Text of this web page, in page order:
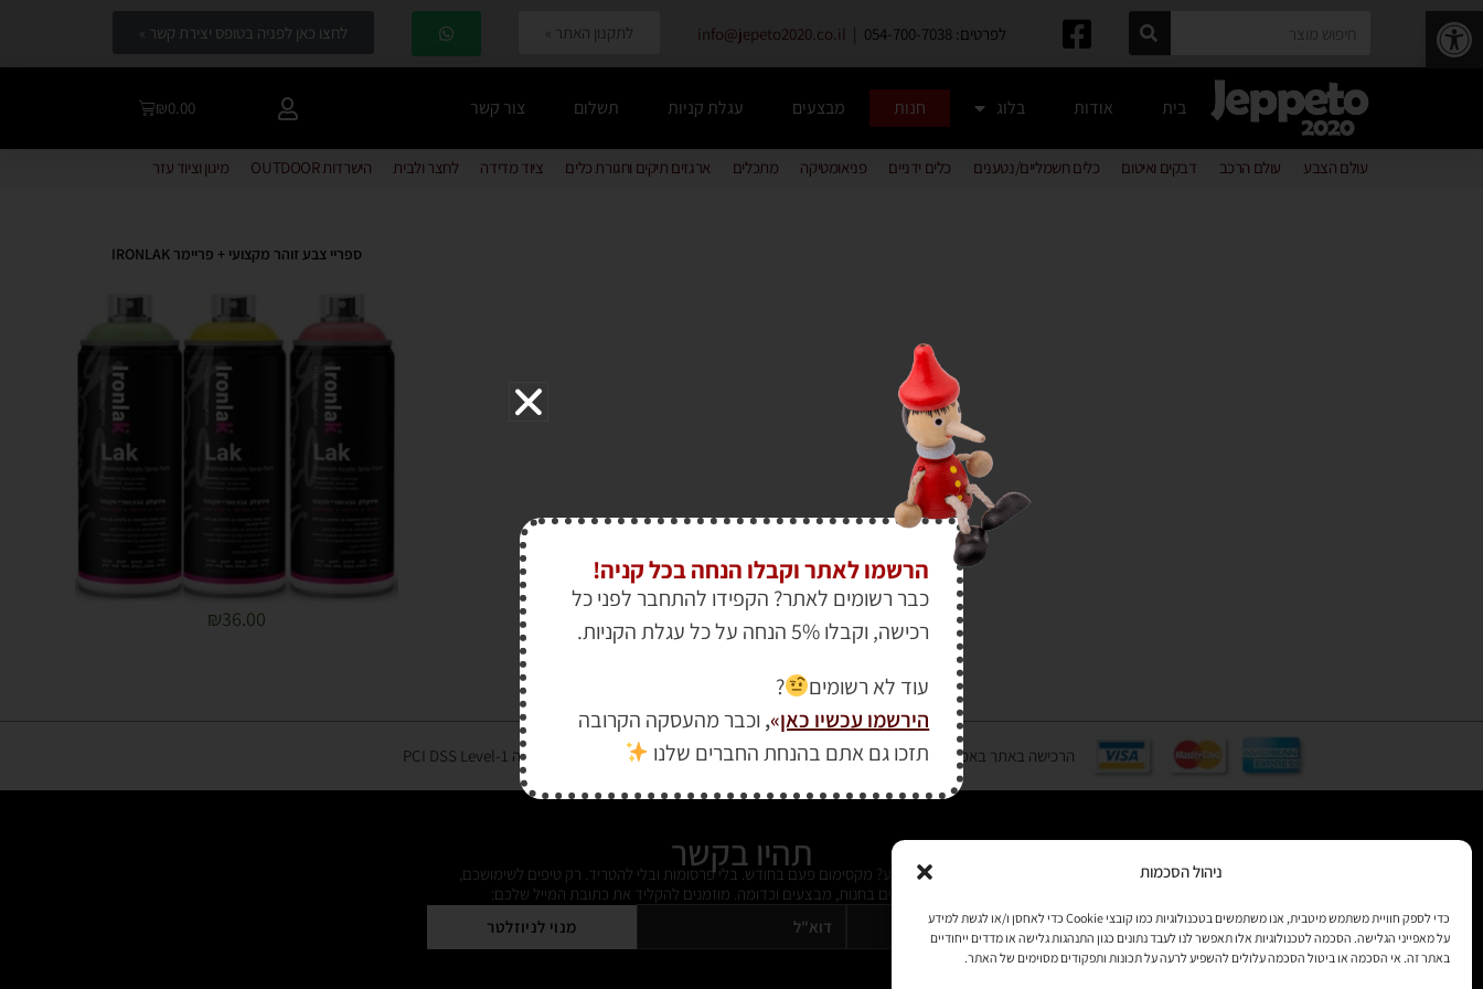
פתח סרגל נגישות
ניהול הסכמות
כדי לספק חוויית משתמש מיטבית, אנו משתמשים בטכנולוגיות כמו קובצי Cookie כדי לאחסן ו/או לגשת למידע
על מאפייני הגלישה. הסכמה לטכנולוגיות אלו תאפשר לנו לעבד נתונים כגון התנהגות גלישה או מדדים ייחודיים
באתר זה. אי הסכמה או ביטול הסכמה עלולים להשפיע לרעה על תכונות ותפקודים מסוימים של האתר.
לפרטים: 054-700-7038 | info@jepeto2020.co.il לתקנון האתר » לחצו כאן לפניה בטופס יצירת קשר »
בית אודות בלוג חנות מבצעים עגלת קניות תשלום צור קשר ₪0.00
עולם הצבע עולם הרכב דבקים ואיטום כלים חשמליים/נטענים כלים ידניים פניאומטיקה מתכלים ארגזים תיקים וחגורת כלים ציוד מדידה לחצר ולבית הישרדות OUTDOOR מיגון וציוד עזר
ספריי צבע זוהר מקצועי + פריימר IRONLAK
₪36.00
הרכישה באתר באמצעות כרטיס אשראי מאובטחת במפתח הצפנה EV SSL והעומד בתקן אבטחה PCI DSS Level-1
תהיו בקשר
רוצים לקבל מידי פעם מידע? מקסימום פעם בחודש. בלי פרסומות ובלי להטריד. רק טיפים לשימושכם,
מידע על דברים חדשים בחנות, מבצעים וכדומה. מוזמנים להקליד את כתובת המייל שלכם:
מנוי לניוזלטר
הרשמו לאתר וקבלו הנחה בכל קניה!
כבר רשומים לאתר? הקפידו להתחבר לפני כל
רכישה, וקבלו 5% הנחה על כל עגלת הקניות.
עוד לא רשומים
?
הירשמו עכשיו כאן»
, וכבר מהעסקה הקרובה
תזכו גם אתם בהנחת החברים שלנו